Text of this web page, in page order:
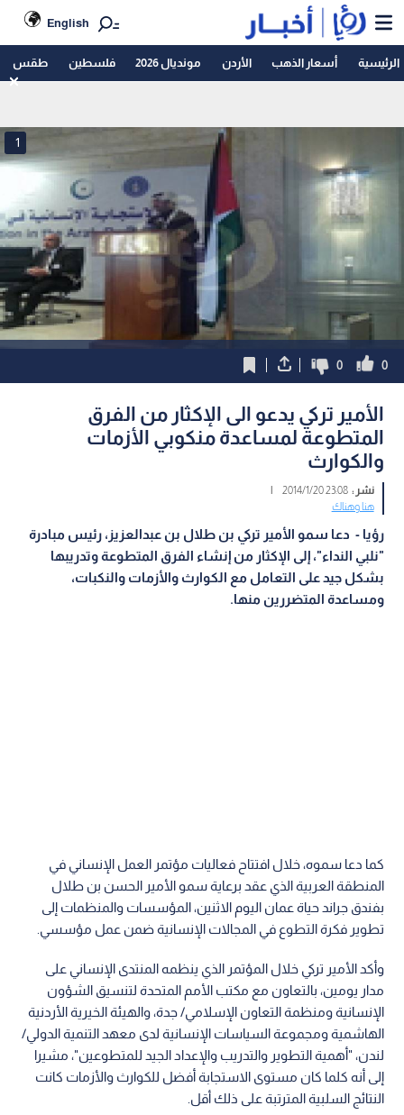
English
الرئيسية أسعار الذهب الأردن مونديال 2026 فلسطين طقس
1
0
0
الأمير تركي يدعو الى الإكثار من الفرق
المتطوعة لمساعدة منكوبي الأزمات
والكوارث
نشر :23:08 2014/1/20
|
هنا وهناك
رؤيا - دعا سمو الأمير تركي بن طلال بن عبدالعزيز، رئيس مبادرة
"نلبي النداء"، إلى الإكثار من إنشاء الفرق المتطوعة وتدريبها
بشكل جيد على التعامل مع الكوارث والأزمات والنكبات،
ومساعدة المتضررين منها.
كما دعا سموه، خلال افتتاح فعاليات مؤتمر العمل الإنساني في
المنطقة العربية الذي عقد برعاية سمو الأمير الحسن بن طلال
بفندق جراند حياة عمان اليوم الاثنين، المؤسسات والمنظمات إلى
تطوير فكرة التطوع في المجالات الإنسانية ضمن عمل مؤسسي.
وأكد الأمير تركي خلال المؤتمر الذي ينظمه المنتدى الإنساني على
مدار يومين، بالتعاون مع مكتب الأمم المتحدة لتنسيق الشؤون
الإنسانية ومنظمة التعاون الإسلامي/ جدة، والهيئة الخيرية الأردنية
الهاشمية ومجموعة السياسات الإنسانية لدى معهد التنمية الدولي/
لندن، "أهمية التطوير والتدريب والإعداد الجيد للمتطوعين"، مشيرا
إلى أنه كلما كان مستوى الاستجابة أفضل للكوارث والأزمات كانت
النتائج السلبية المترتبة على ذلك أقل.